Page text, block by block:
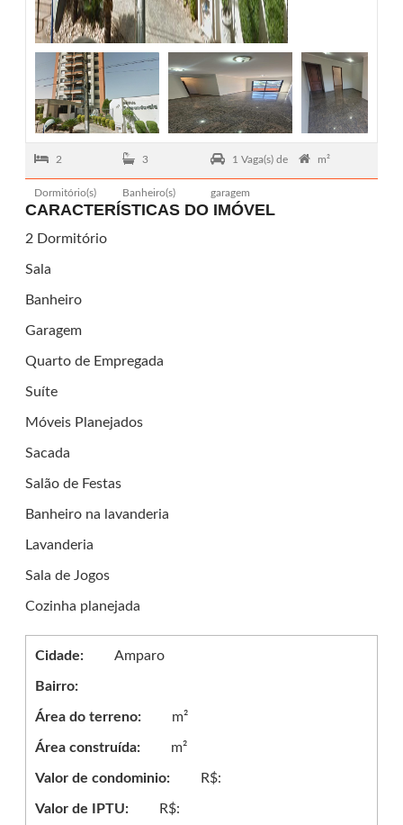
2
Dormitório(s)
3
Banheiro(s)
1 Vaga(s) de
garagem
m²
CARACTERÍSTICAS DO IMÓVEL
2 Dormitório
Sala
Banheiro
Garagem
Quarto de Empregada
Suíte
Móveis Planejados
Sacada
Salão de Festas
Banheiro na lavanderia
Lavanderia
Sala de Jogos
Cozinha planejada
Cidade: Amparo
Bairro:
Área do terreno: m²
Área construída: m²
Valor de condominio: R$:
Valor de IPTU: R$: